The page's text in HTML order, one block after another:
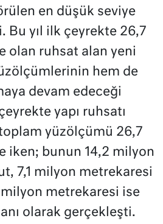
en düşük seviye
Bu yıl ilk çeyrekte 26,7
olan ruhsat alan yeni
hem de
devam edeceği
yapı ruhsatı
yüzölçümü 26,7
iken; bunun 14,2 milyon
7,1 milyon metrekaresi
milyon metrekaresi ise
olarak gerçekleşti.